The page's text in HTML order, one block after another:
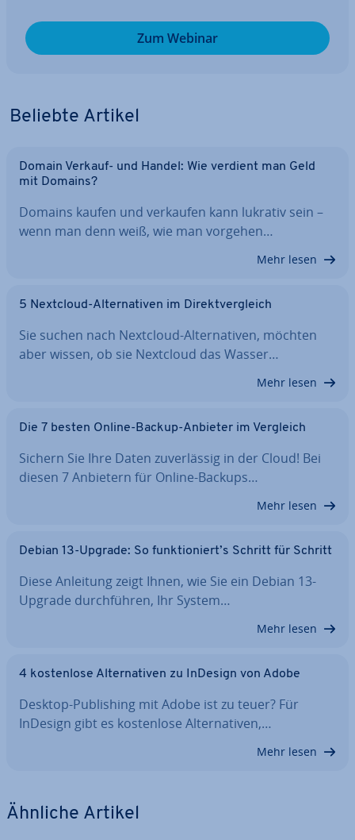
Zum Webinar
Beliebte Artikel
Domain Verkauf- und Handel: Wie verdient man Geld
mit Domains?
Domains kaufen und verkaufen kann lukrativ sein –
wenn man denn weiß, wie man vorgehen…
Mehr lesen
5 Nextcloud-Al­ter­na­ti­ven im Di­rekt­ver­gleich
Sie suchen nach Nextcloud-Al­ter­na­ti­ven, möchten
aber wissen, ob sie Nextcloud das Wasser…
Mehr lesen
Die 7 besten Online-Backup-Anbieter im Vergleich
Sichern Sie Ihre Daten zu­ver­läs­sig in der Cloud! Bei
diesen 7 Anbietern für Online-Backups…
Mehr lesen
Debian 13-Upgrade: So funk­tio­niert’s Schritt für Schritt
Diese Anleitung zeigt Ihnen, wie Sie ein Debian 13-
Upgrade durch­füh­ren, Ihr System…
Mehr lesen
4 kos­ten­lo­se Al­ter­na­ti­ven zu InDesign von Adobe
Desktop-Pu­bli­shing mit Adobe ist zu teuer? Für
InDesign gibt es kos­ten­lo­se Al­ter­na­ti­ven,…
Mehr lesen
Ähnliche Artikel